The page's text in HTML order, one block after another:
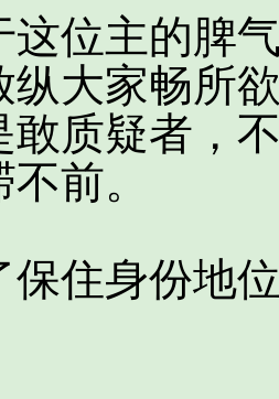
主的脾气
纵大家畅所
敢质疑者，
前。
身份地位